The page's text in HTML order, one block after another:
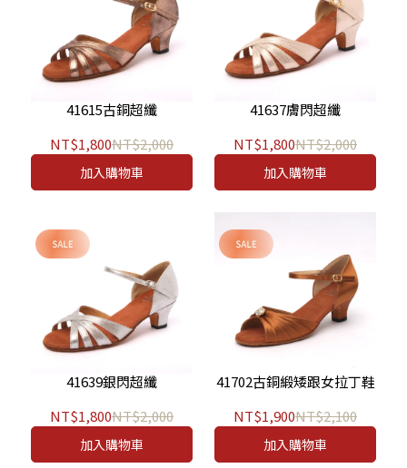
41615古銅超纖
NT$1,800NT$2,000
加入購物車
41637膚閃超纖
NT$1,800NT$2,000
加入購物車
41639銀閃超纖
NT$1,800NT$2,000
加入購物車
41702古銅緞矮跟女拉丁鞋
NT$1,900NT$2,100
加入購物車